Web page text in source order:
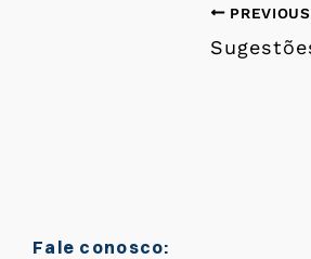
PREVIOUS
Fale conosco: